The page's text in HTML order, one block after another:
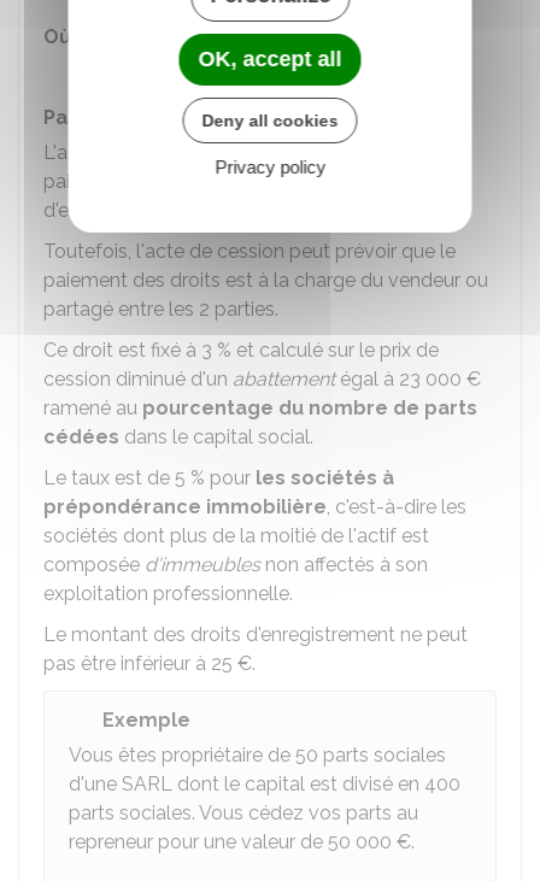
Où s'adresser ?
Service fiscal de l'enregistrement
Paiement des droits d'enregistrement
L'acquisition de parts sociales donne lieu au
paiement
par le repreneurd'un droit
d'enregistrement.
Toutefois, l'acte de cession peut prévoir que le
paiement des droits est à la charge du vendeur ou
partagé entre les 2 parties.
Ce droit est fixé à 3 % et calculé sur le prix de
cession diminué d'un abattementégal à 23 000 €
ramené au pourcentage du nombre de parts
cédées dans le capital social.
Le taux est de 5 % pour les sociétés à
prépondérance immobilière, c'est-à-dire les
sociétés dont plus de la moitié de l'actif est
composée d'immeublesnon affectés à son
exploitation professionnelle.
Le montant des droits d'enregistrement ne peut
pas être inférieur à 25 €.
Exemple
Vous êtes propriétaire de 50 parts sociales
d'une SARL dont le capital est divisé en 400
parts sociales. Vous cédez vos parts au
repreneur pour une valeur de 50 000 €.
OK, accept all
Deny all cookies
Privacy policy